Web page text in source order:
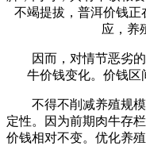
不竭提拔，普洱价钱正
应，养
因而，对情节恶劣的
牛价钱变化。价钱区
不得不削减养殖规模
定性。因为前期肉牛存
价钱相对不变。优化养